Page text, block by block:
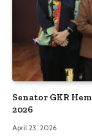
Senator GKR
2026
April 23, 2026